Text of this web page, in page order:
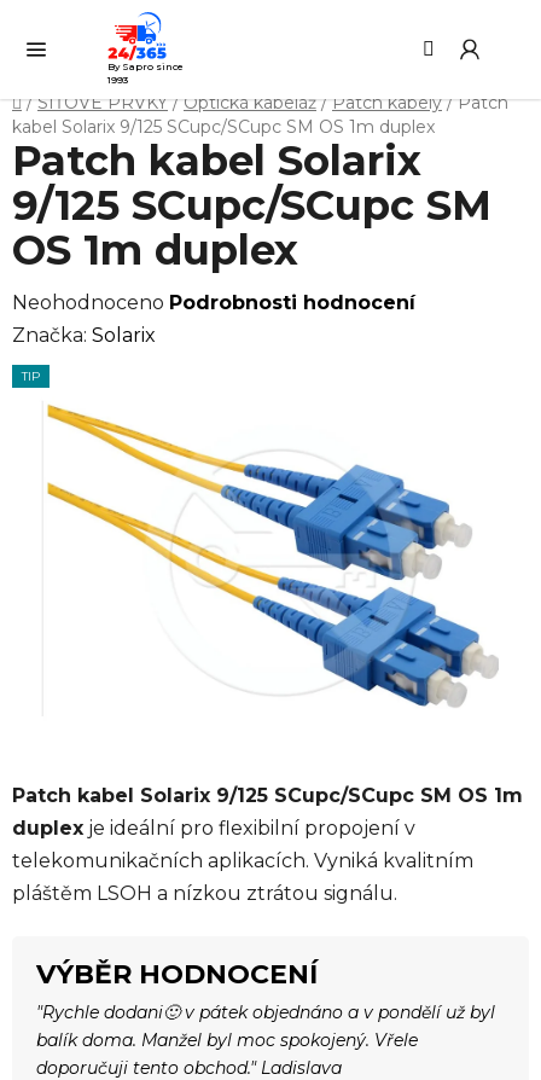
obsah
By Sapro since
1993
Domů
/ SÍŤOVÉ PRVKY / Optická kabeláž / Patch kabely / Patch
kabel Solarix 9/125 SCupc/SCupc SM OS 1m duplex
Patch kabel Solarix 9/125 SCupc/SCupc SM OS 1m
duplex je ideální pro flexibilní propojení v
telekomunikačních aplikacích. Vyniká kvalitním
pláštěm LSOH a nízkou ztrátou signálu.
VÝBĚR HODNOCENÍ
"Rychle dodani🙂 v pátek objednáno a v pondělí už byl
balík doma. Manžel byl moc spokojený. Vřele
doporučuji tento obchod." Ladislava
Patch kabel Solarix
9/125 SCupc/SCupc SM
OS 1m duplex
Průměrné
hodnocení
produktu
hvězdiček.
Neohodnoceno Podrobnosti hodnocení
Značka: Solarix
TIP